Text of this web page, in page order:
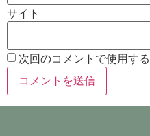
サイト
次回のコメントで使用す